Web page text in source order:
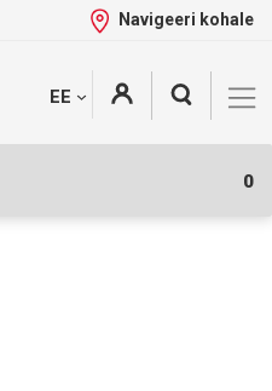
Navigeeri kohale
EE
0
+